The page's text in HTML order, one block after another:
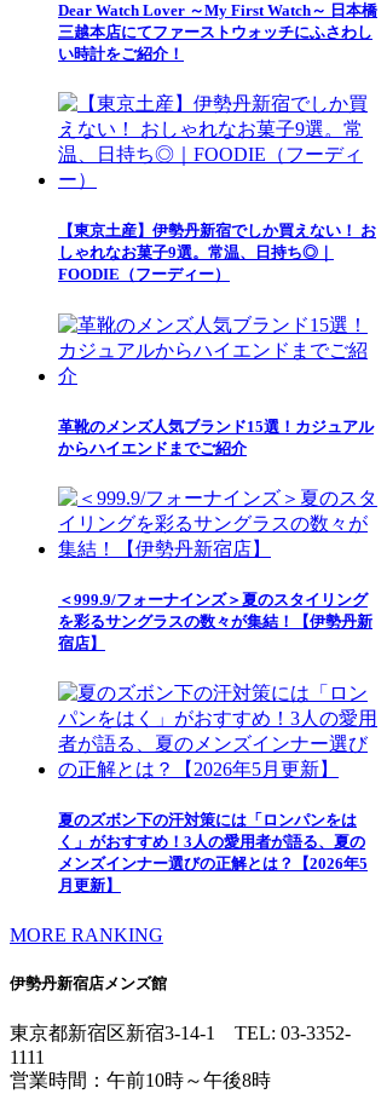
Dear Watch Lover ～My First Watch～ 日本橋
三越本店にてファーストウォッチにふさわし
い時計をご紹介！
【東京土産】伊勢丹新宿でしか買えない！ お
しゃれなお菓子9選。常温、日持ち◎｜
FOODIE（フーディー）
革靴のメンズ人気ブランド15選！カジュアル
からハイエンドまでご紹介
＜999.9/フォーナインズ＞夏のスタイリング
を彩るサングラスの数々が集結！【伊勢丹新
宿店】
夏のズボン下の汗対策には「ロンパンをは
く」がおすすめ！3人の愛用者が語る、夏の
メンズインナー選びの正解とは？【2026年5
月更新】
MORE RANKING
伊勢丹新宿店メンズ館
東京都新宿区新宿3-14-1 TEL: 03-3352-
1111
営業時間：午前10時～午後8時